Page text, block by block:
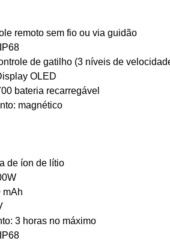
remoto sem fio ou via guidão
de gatilho (3 níveis de
OLED
bateria recarregável
magnético
de íon de lítio
mAh
3 horas no máximo